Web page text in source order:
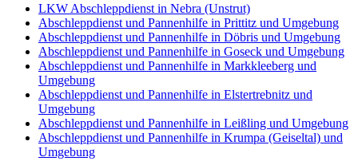
LKW Abschleppdienst in Nebra (Unstrut)
Abschleppdienst und Pannenhilfe in Prittitz und Umgebung
Abschleppdienst und Pannenhilfe in Döbris und Umgebung
Abschleppdienst und Pannenhilfe in Goseck und Umgebung
Abschleppdienst und Pannenhilfe in Markkleeberg und
Umgebung
Abschleppdienst und Pannenhilfe in Elstertrebnitz und
Umgebung
Abschleppdienst und Pannenhilfe in Leißling und Umgebung
Abschleppdienst und Pannenhilfe in Krumpa (Geiseltal) und
Umgebung